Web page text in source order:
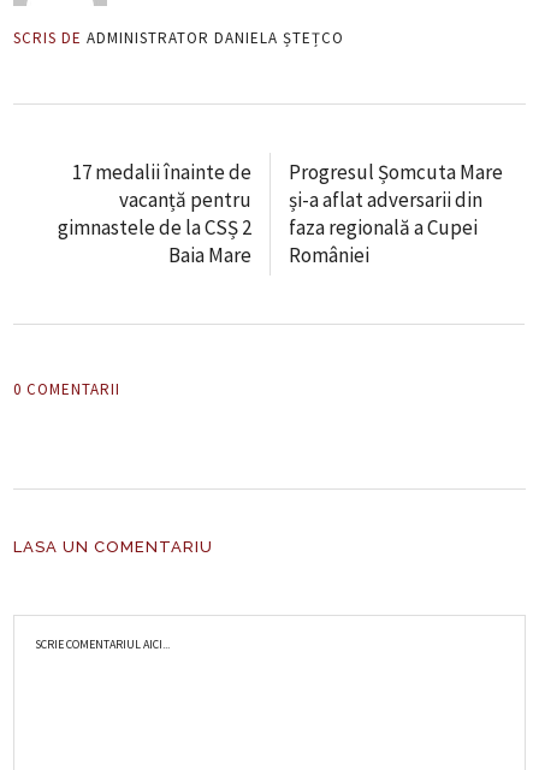
SCRIS DE ADMINISTRATOR DANIELA ȘTEȚCO
17 medalii înainte de
vacanță pentru
gimnastele de la CSȘ 2
Baia Mare
Progresul Șomcuta Mare
și-a aflat adversarii din
faza regională a Cupei
României
0 COMENTARII
LASA UN COMENTARIU